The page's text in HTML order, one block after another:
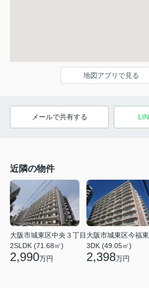
地図アプリで見る
メールで共有する
近隣の物件
大阪市城東区中央３丁目
2SLDK (71.68㎡)
2,990万円
大阪市城東区今福
3DK (49.05㎡)
2,398万円